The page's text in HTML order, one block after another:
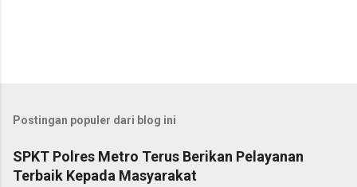
Postingan populer dari blog ini
SPKT Polres Metro Terus Berikan Pelayanan
Terbaik Kepada Masyarakat